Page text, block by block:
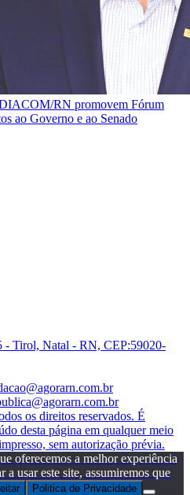
RN promovem Fórum
ao Governo e ao Senado
- Tirol, Natal - RN, CEP:59020-
os direitos reservados. É
desta página em qualquer meio
sem autorização prévia.
oferecemos a melhor experiência
a usar este site, assumiremos que
Politica de Privacidade